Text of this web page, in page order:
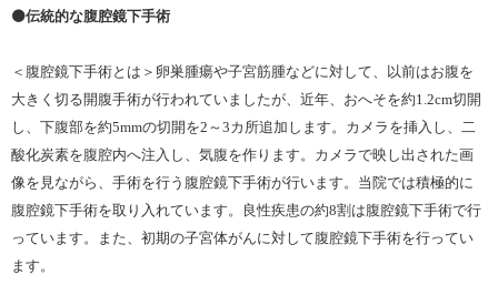
⚫️伝統的な腹腔鏡下手術
＜腹腔鏡下手術とは＞卵巣腫瘍や子宮筋腫などに対して、以前はお腹を
大きく切る開腹手術が行われていましたが、近年、おへそを約1.2cm切開
し、下腹部を約5mmの切開を2～3カ所追加します。カメラを挿入し、二
酸化炭素を腹腔内へ注入し、気腹を作ります。カメラで映し出された画
像を見ながら、手術を行う腹腔鏡下手術が行います。当院では積極的に
腹腔鏡下手術を取り入れています。良性疾患の約8割は腹腔鏡下手術で行
っています。また、初期の子宮体がんに対して腹腔鏡下手術を行ってい
ます。